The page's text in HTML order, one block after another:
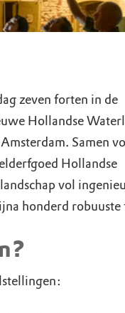
zeven forten in de
Hollandse
Samen
Hollandse
vol
honderd